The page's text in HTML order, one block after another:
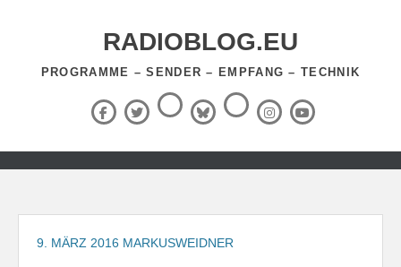
RADIOBLOG.EU
PROGRAMME – SENDER – EMPFANG – TECHNIK
Facebook
X
(Twitter)
ThreadsBlueSky
RSS-
Feed InstagramYouTube
Zum
springen
9. MÄRZ 2016 MARKUSWEIDNER